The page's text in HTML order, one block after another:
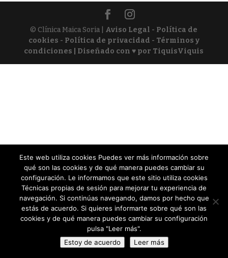
© Clínica Maica Soria | Aviso Legal - Política de
cookies - Política de privacidad - Términos y
condiciones
| Diseñado con ♥ por TiquisViquis
Este web utiliza cookies Puedes ver más información sobre
qué son las cookies y de qué manera puedes cambiar su
configuración. Le informamos que este sitio utiliza cookies
Técnicas propias de sesión para mejorar tu experiencia de
navegación. Si continúas navegando, damos por hecho que
estás de acuerdo. Si quieres informarte sobre qué son las
cookies y de qué manera puedes cambiar su configuración
pulsa "Leer más".
Estoy de acuerdo
Leer más